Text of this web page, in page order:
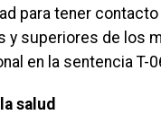
para tener
y superiores de los
en la sentencia T-
salud